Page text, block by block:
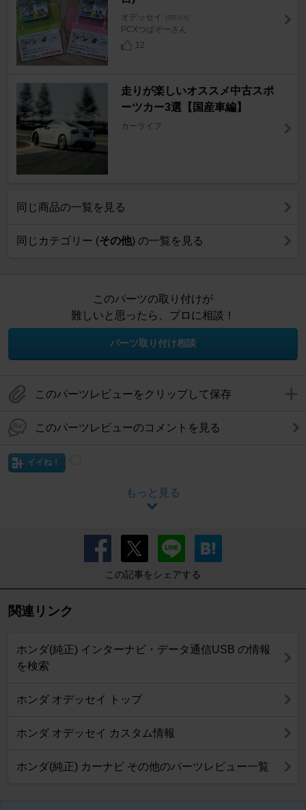
オデッセイ [RB3/4]
PCXつばぞーさん
12
走りが楽しいオススメ中古スポ
ーツカー3選【国産車編】
カーライフ
同じ商品の一覧を見る
同じカテゴリー (その他) の一覧を見る
このパーツの取り付けが
難しいと思ったら、プロに相談！
パーツ取り付け相談
このパーツレビューをクリップして保存
このパーツレビューのコメントを見る
イイね！
もっと見る
この記事をシェアする
関連リンク
ホンダ(純正) インターナビ・データ通信USB の情報
を検索
ホンダ オデッセイ トップ
ホンダ オデッセイ カスタム情報
ホンダ(純正) カーナビ その他のパーツレビュー一覧